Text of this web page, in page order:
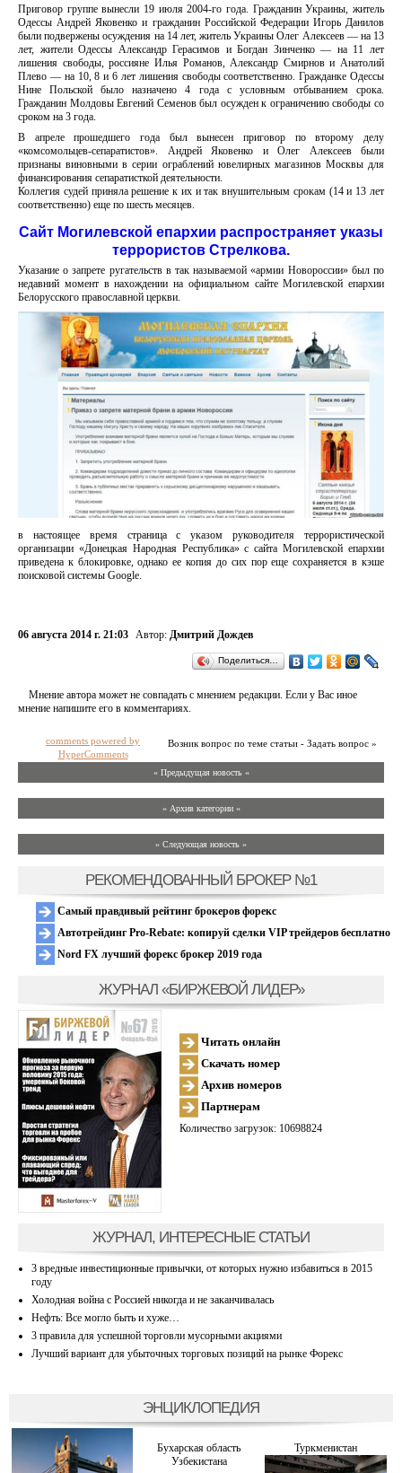
Приговор группе вынесли 19 июля 2004-го года. Гражданин Украины, житель
Одессы Андрей Яковенко и гражданин Российской Федерации Игорь Данилов
были подвержены осуждения на 14 лет, житель Украины Олег Алексеев — на 13
лет, жители Одессы Александр Герасимов и Богдан Зинченко — на 11 лет
лишения свободы, россияне Илья Романов, Александр Смирнов и Анатолий
Плево — на 10, 8 и 6 лет лишения свободы соответственно. Гражданке Одессы
Нине Польской было назначено 4 года с условным отбыванием срока.
Гражданин Молдовы Евгений Семенов был осужден к ограничению свободы со
сроком на 3 года.
В апреле прошедшего года был вынесен приговор по второму делу
«комсомольцев-сепаратистов». Андрей Яковенко и Олег Алексеев были
признаны виновными в серии ограблений ювелирных магазинов Москвы для
финансирования сепаратисткой деятельности.
Коллегия судей приняла решение к их и так внушительным срокам (14 и 13 лет
соответственно) еще по шесть месяцев.
Сайт Могилевской епархии распространяет указы
террористов Стрелкова.
Указание о запрете ругательств в так называемой «армии Новороссии» был по
недавний момент в нахождении на официальном сайте Могилевской епархии
Белорусского православной церкви.
в настоящее время страница с указом руководителя террористической
организации «Донецкая Народная Республика» с сайта Могилевской епархии
приведена к блокировке, однако ее копия до сих пор еще сохраняется в кэше
поисковой системы Google.
06 августа 2014 г. 21:03 Автор: Дмитрий Дождев
Поделиться…
Мнение автора может не совпадать с мнением редакции. Если у Вас иное
мнение напишите его в комментариях.
Возник вопрос по теме статьи - Задать вопрос »
comments powered by
HyperComments
« Предыдущая новость «
» Архив категории «
» Следующая новость »
РЕКОМЕНДОВАННЫЙ БРОКЕР №1
Самый правдивый рейтинг брокеров форекс
Автотрейдинг Pro-Rebate: копируй сделки VIP трейдеров бесплатно
Nord FX лучший форекс брокер 2019 года
ЖУРНАЛ «БИРЖЕВОЙ ЛИДЕР»
Читать онлайн
Скачать номер
Архив номеров
Партнерам
Количество загрузок: 10698824
ЖУРНАЛ, ИНТЕРЕСНЫЕ СТАТЬИ
3 вредные инвестиционные привычки, от которых нужно избавиться в 2015
году
Холодная война с Россией никогда и не заканчивалась
Нефть: Все могло быть и хуже…
3 правила для успешной торговли мусорными акциями
Лучший вариант для убыточных торговых позиций на рынке Форекс
ЭНЦИКЛОПЕДИЯ
Бухарская область
Узбекистана
Туркменистан